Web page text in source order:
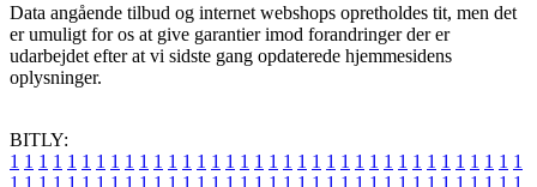
Data angående tilbud og internet webshops opretholdes tit, men det
er umuligt for os at give garantier imod forandringer der er
udarbejdet efter at vi sidste gang opdaterede hjemmesidens
oplysninger.
BITLY:
1 1 1 1 1 1 1 1 1 1 1 1 1 1 1 1 1 1 1 1 1 1 1 1 1 1 1 1 1 1 1 1 1 1 1 1
1 1 1 1 1 1 1 1 1 1 1 1 1 1 1 1 1 1 1 1 1 1 1 1 1 1 1 1 1 1 1 1 1 1 1 1